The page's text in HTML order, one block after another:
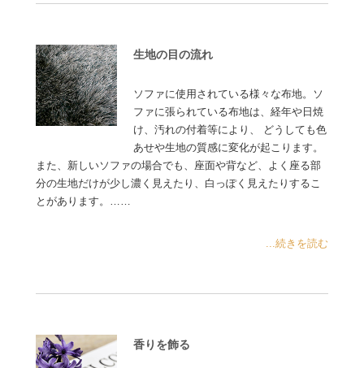
生地の目の流れ
ソファに使用されている様々な布地。ソ
ファに張られている布地は、経年や日焼
け、汚れの付着等により、 どうしても色
あせや生地の質感に変化が起こります。
また、新しいソファの場合でも、座面や背など、よく座る部
分の生地だけが少し濃く見えたり、白っぽく見えたりするこ
とがあります。……
...続きを読む
香りを飾る